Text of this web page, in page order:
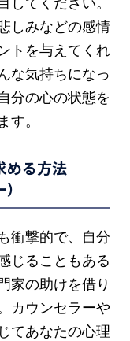
しみなどの感情
トを与えてくれ
な気持ちになっ
分の心の状態を
す。
める方法
衝撃的で、自分
じることもある
家の助けを借り
カウンセラーや
てあなたの心理